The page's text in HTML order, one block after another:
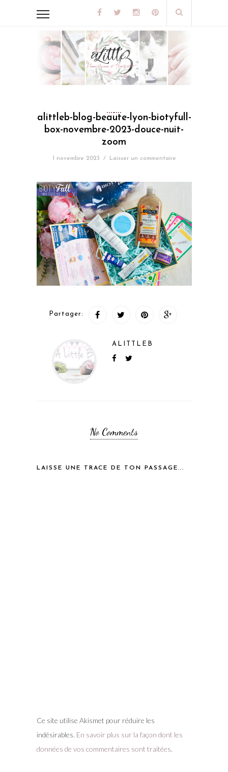
alittleb-blog-beaute-lyon-biotyfull-
box-novembre-2023-douce-nuit-
zoom
1 novembre 2023 / Laisser un commentaire
Partager:
ALITTLEB
No Comments
LAISSE UNE TRACE DE TON PASSAGE...
Ce site utilise Akismet pour réduire les
indésirables. En savoir plus sur la façon dont les
données de vos commentaires sont traitées.